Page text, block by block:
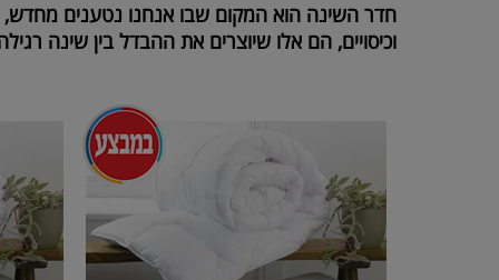
חדר השינה הוא המקום שבו אנחנו נטענים מחדש,
וכיסויים, הם אלו שיוצרים את ההבדל בין שינה